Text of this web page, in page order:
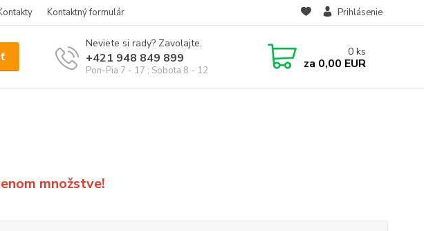
Kontaktný formulár Prihlásenie
Neviete si rady? Zavolajte.
+421 948 849 899
Pon-Pia 7 - 17 ; Sobota 8 - 12
0 ks
za 0,00 EUR
množstve!